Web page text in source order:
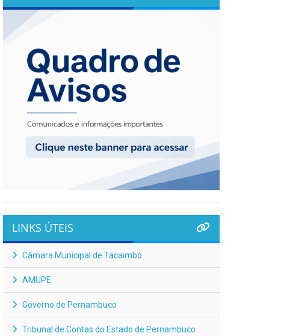
LINKS ÚTEIS
Câmara Municipal de Tacaimbó
AMUPE
Governo de Pernambuco
Tribunal de Contas do Estado de Pernambuco